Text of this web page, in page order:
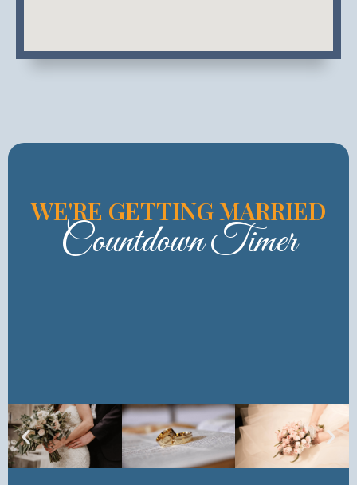
WE'RE GETTING MARRIED
Countdown Timer